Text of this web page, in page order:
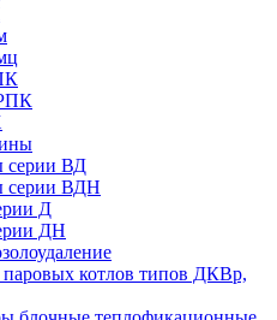
серии ВД
серии ВДН
Д
ДН
котлов типов ДКВр,